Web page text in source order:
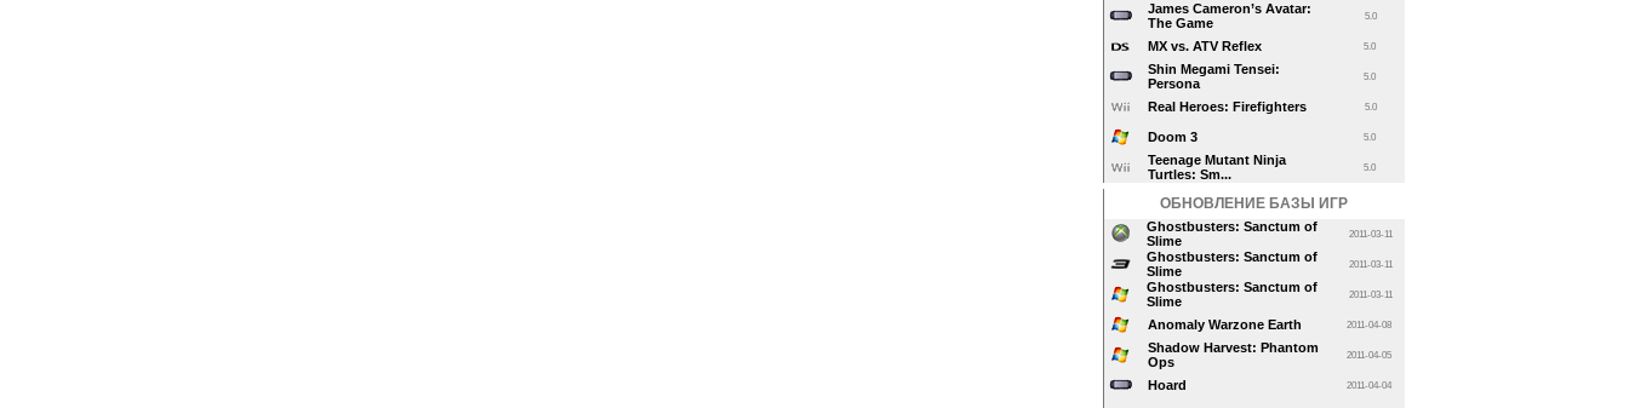
James Cameron’s Avatar:
The Game
5.0
MX vs. ATV Reflex 5.0
Shin Megami Tensei:
Persona
5.0
Real Heroes: Firefighters 5.0
Doom 3 5.0
Teenage Mutant Ninja
Turtles: Sm...
5.0
ОБНОВЛЕНИЕ БАЗЫ ИГР
Ghostbusters: Sanctum of
Slime
2011-03-11
Ghostbusters: Sanctum of
Slime
2011-03-11
Ghostbusters: Sanctum of
Slime
2011-03-11
Anomaly Warzone Earth 2011-04-08
Shadow Harvest: Phantom
Ops
2011-04-05
Hoard 2011-04-04